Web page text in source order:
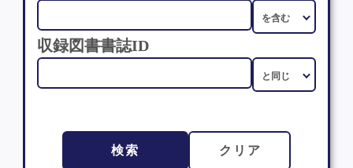
収録図書書誌ID
検索 クリア